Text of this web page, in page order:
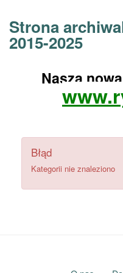
Strona
2015-2025
Nasza
Błąd
Kategorii nie znaleziono